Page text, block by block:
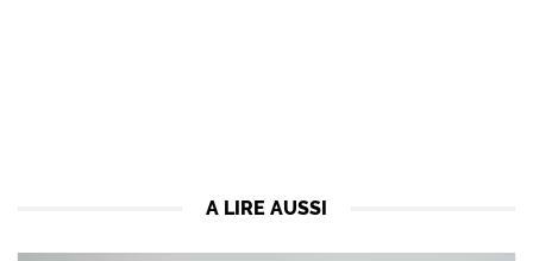
A LIRE AUSSI